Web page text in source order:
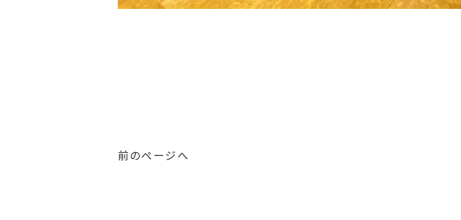
前のページへ